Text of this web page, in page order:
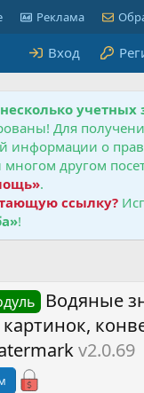
Реклама
Вход
учетных
Для
информации о
другом
.
ссылку?
!
Водяные
v2.0.69